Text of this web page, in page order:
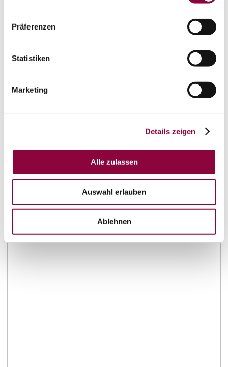
Präferenzen
Statistiken
Marketing
Details zeigen
Alle zulassen
Auswahl erlauben
Ablehnen
Weitere Infos & Downloads